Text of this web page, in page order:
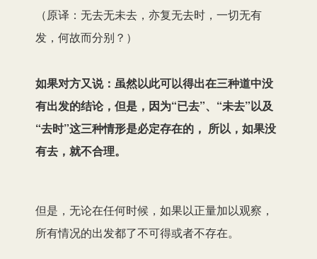
（原译：无去无未去，亦复无去时，一切无有
发，何故而分别？）
如果对方又说：虽然以此可以得出在三种道中没
有出发的结论，但是，因为“已去”、 “未去”以及
“去时”这三种情形是必定存在的， 所以，如果没
有去，就不合理。
但是，无论在任何时候，如果以正量加以观察，
所有情况的出发都了不可得或者不存在。